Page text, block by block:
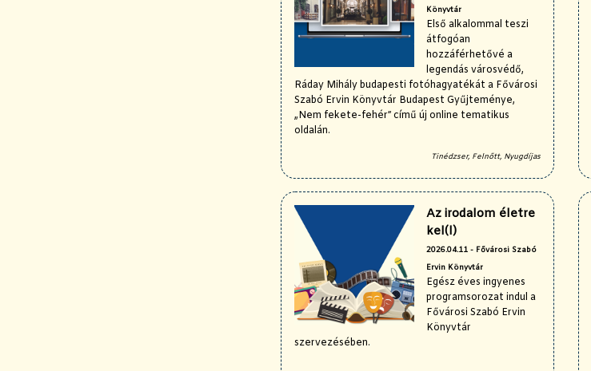
Könyvtár
Első alkalommal teszi
átfogóan
hozzáférhetővé a
legendás városvédő,
Ráday Mihály budapesti fotóhagyatékát a Fővárosi
Szabó Ervin Könyvtár Budapest Gyűjteménye,
„Nem fekete-fehér” című új online tematikus
oldalán.
Tinédzser, Felnőtt, Nyugdíjas
Az irodalom életre
kel(l)
2026.04.11 - Fővárosi Szabó
Ervin Könyvtár
Egész éves ingyenes
programsorozat indul a
Fővárosi Szabó Ervin
Könyvtár
szervezésében.